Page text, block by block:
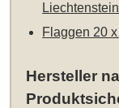
Flaggen 20
Hersteller